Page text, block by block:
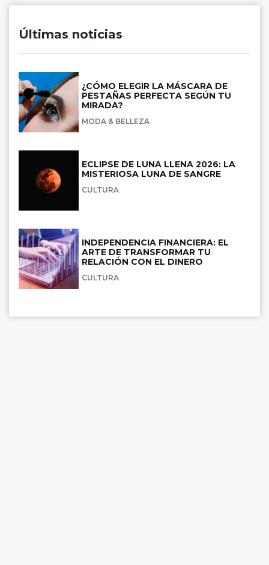
Últimas noticias
¿CÓMO ELEGIR LA MÁSCARA DE
PESTAÑAS PERFECTA SEGÚN TU
MIRADA?
MODA & BELLEZA
ECLIPSE DE LUNA LLENA 2026: LA
MISTERIOSA LUNA DE SANGRE
CULTURA
INDEPENDENCIA FINANCIERA: EL
ARTE DE TRANSFORMAR TU
RELACIÓN CON EL DINERO
CULTURA